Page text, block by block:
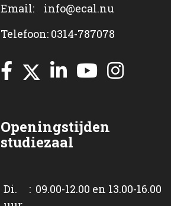
Email: info@ecal.nu
Telefoon: 0314-787078
Openingstijden
studiezaal
Di. : 09.00-12.00 en 13.00-16.00